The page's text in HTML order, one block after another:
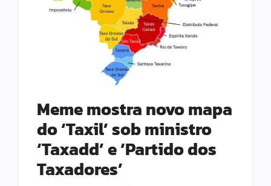
Meme mostra novo mapa
do ‘Taxil’ sob ministro
‘Taxadd’ e ‘Partido dos
Taxadores’